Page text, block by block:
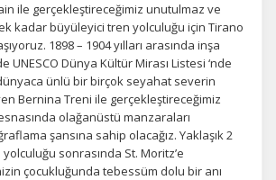
ile gerçekleştireceğimiz unutulmaz ve
kadar büyüleyici tren yolculuğu için Tirano
1898 – 1904 yılları arasında inşa
UNESCO Dünya Kültür Mirası Listesi ‘nde
ünlü bir birçok seyahat severin
Bernina Treni ile gerçekleştireceğimiz
olağanüstü manzaraları
şansına sahip olacağız. Yaklaşık 2
sonrasında St. Moritz’e
çocukluğunda tebessüm dolu bir anı